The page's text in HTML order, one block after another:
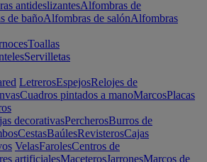
antideslizantesAlfombras de
de bañoAlfombras de salónAlfombras
Toallas
Servilletas
LetrerosEspejosRelojes de
Cuadros pintados a manoMarcosPlacas
decorativasPercherosBurros de
CestasBaúlesRevisterosCajas
VelasFarolesCentros de
artificialesMaceterosJarronesMarcos de